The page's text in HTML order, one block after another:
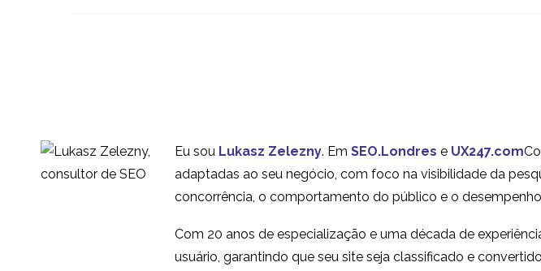
1
07 atrás 2019
internacional do usuário
3
06 jan 2014
Mais sobre os testes de
usabilidade na China
Eliminando as
diferenças culturais ao
global
12 atrás 2020
Por que a localização é
a chave para a
UX Pesquisa na Suécia
1
20 mar 2019
Eu sou Lukasz Zelezny. Em SEO.Londres e UX247.com
adaptadas ao seu negócio, com foco na visibilidade da
concorrência, o comportamento do público e o
Com 20 anos de especialização e uma década de
usuário, garantindo que seu site seja classificado e